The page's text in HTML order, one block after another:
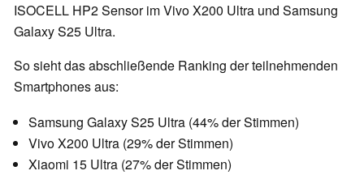
ISOCELL HP2 Sensor im Vivo X200 Ultra und Samsung
Galaxy S25 Ultra.
So sieht das abschließende Ranking der teilnehmenden
Smartphones aus:
Samsung Galaxy S25 Ultra (44% der Stimmen)
Vivo X200 Ultra (29% der Stimmen)
Xiaomi 15 Ultra (27% der Stimmen)